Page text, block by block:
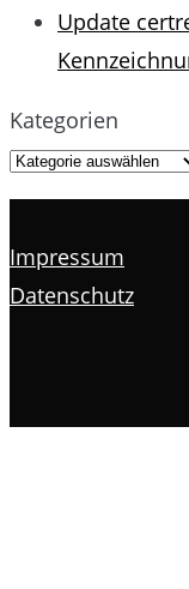
Update
Kategorien
Impressum
Datenschutz